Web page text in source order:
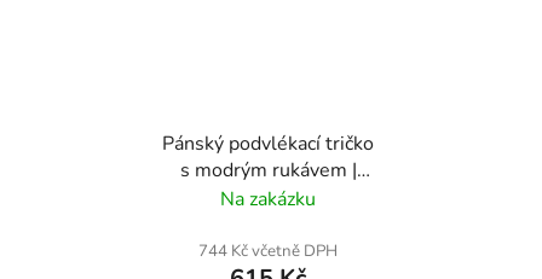
Pánský podvlékací tričko
s modrým rukávem |
SKP
Na zakázku
744 Kč včetně DPH